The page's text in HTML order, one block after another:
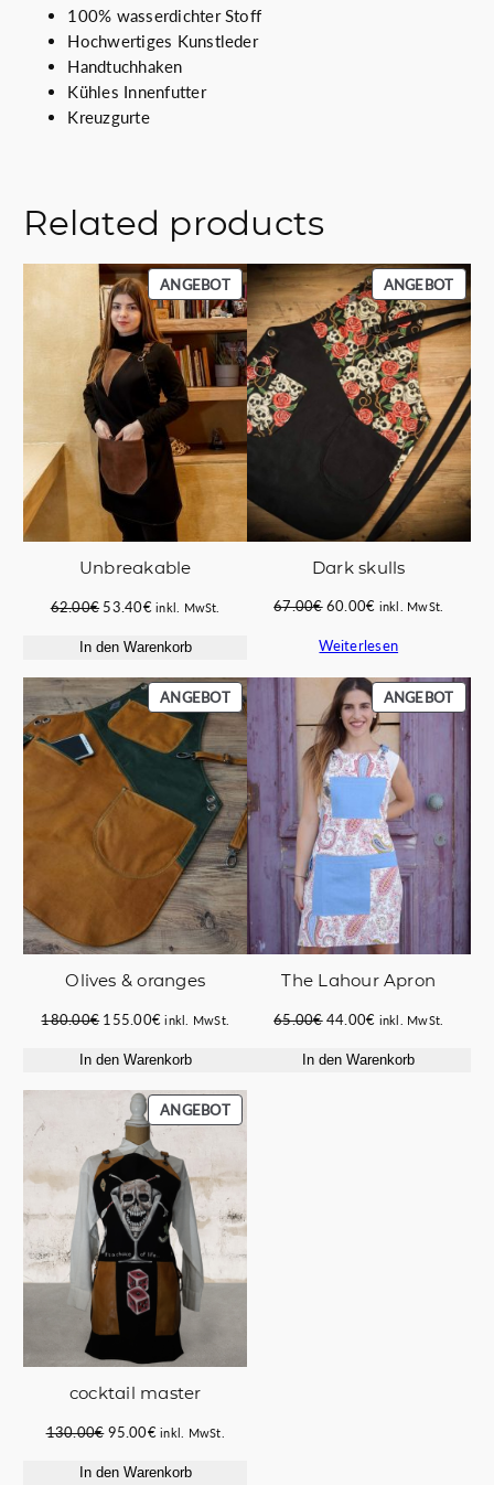
€
100% wasserdichter Stoff
Hochwertiges Kunstleder
Handtuchhaken
Kühles Innenfutter
Kreuzgurte
Related products
ANGEBOTPRODUKT
IM
ANGEBOT
Unbreakable
62.00€ Ursprünglicher
war:
53.40€Aktueller
ist:
inkl. MwSt.
In den Warenkorb
ANGEBOT
IM
Dark skulls
67.00€ Ursprünglicher
war:
60.00€Aktueller
ist:
inkl. MwSt.
Weiterlesen
ANGEBOTPRODUKT
IM
ANGEBOT
Οlives & oranges
180.00€ Ursprünglicher
war:
155.00€Aktueller
ist:
inkl. MwSt.
In den Warenkorb
ANGEBOT
IM
The Lahour Apron
65.00€ Ursprünglicher
war:
44.00€ Aktueller
ist:
inkl. MwSt.
In den Warenkorb
ANGEBOTPRODUKT
IM
cocktail master
130.00€ Ursprünglicher
war:
95.00€Aktueller
ist:
inkl. MwSt.
In den Warenkorb